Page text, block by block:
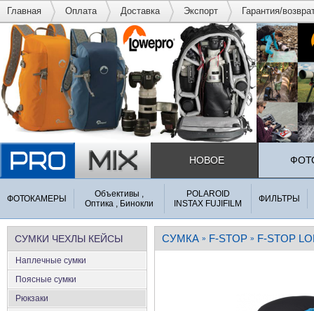
Главная Оплата Доставка Экспорт Гарантия/
НОВОЕ
ФОТОКАМЕРЫ
Объективы ,
Оптика , Бинокли
POLAROID
INSTAX FUJIFILM
ФИЛЬТРЫ
СУМКИ ЧЕХЛЫ КЕЙСЫ
Наплечные сумки
Поясные сумки
Рюкзаки
СУМКА » F-STOP » F-STOP